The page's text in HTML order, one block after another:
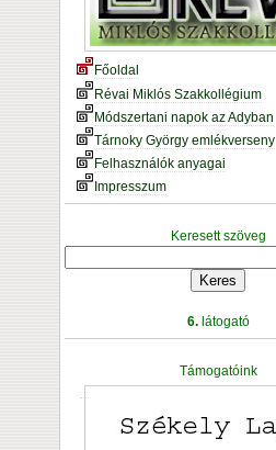
Főoldal
Révai Miklós Szakkollégium
Módszertani napok az Adyban
Tárnoky György emlékverseny
Felhasználók anyagai
Impresszum
Keresett szöveg
6.látogató
Támogatóink